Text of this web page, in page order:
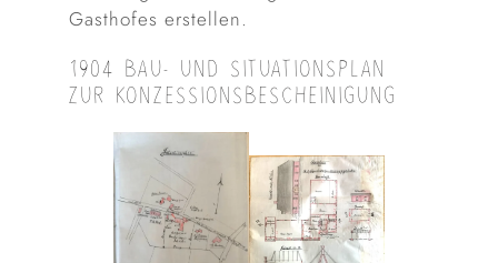
Gasthofes erstellen.
1904 BAU- UND SITUATIONSPLAN
ZUR KONZESSIONSBESCHEINIGUNG